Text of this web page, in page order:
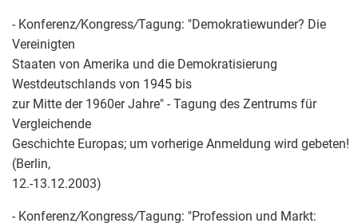
- Konferenz/Kongress/Tagung: "Demokratiewunder? Die
Vereinigten
Staaten von Amerika und die Demokratisierung
Westdeutschlands von 1945 bis
zur Mitte der 1960er Jahre" - Tagung des Zentrums für
Vergleichende
Geschichte Europas; um vorherige Anmeldung wird gebeten!
(Berlin,
12.-13.12.2003)
- Konferenz/Kongress/Tagung: "Profession und Markt: